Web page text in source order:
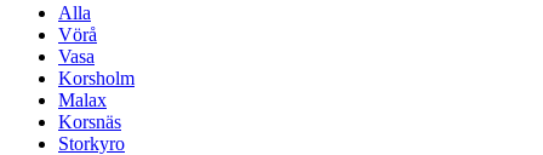
Alla
Vörå
Vasa
Korsholm
Malax
Korsnäs
Storkyro